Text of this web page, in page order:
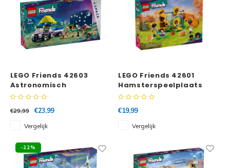
LEGO Friends 42603
Astronomisch
kampeervoertuig
€29,99
€23,99
Vergelijk
LEGO Friends 42601
Hamsterspeelplaats
€19,99
Vergelijk
-22%